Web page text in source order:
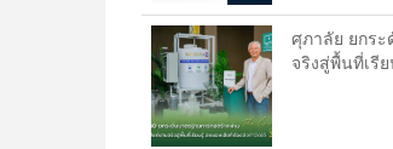
ศุภาลัย ยกระ
จริงสู่พื้นที่เรี